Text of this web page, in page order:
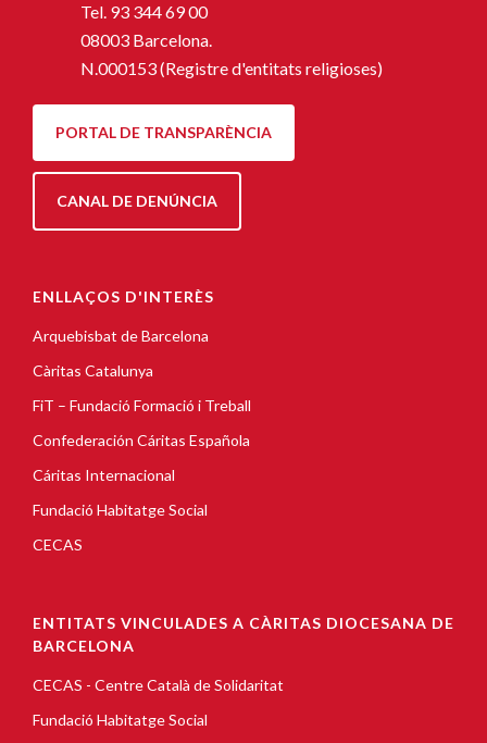
Tel. 93 344 69 00
08003 Barcelona.
N.000153 (Registre d'entitats religioses)
PORTAL DE TRANSPARÈNCIA
CANAL DE DENÚNCIA
ENLLAÇOS D'INTERÈS
Arquebisbat de Barcelona
Càritas Catalunya
FiT – Fundació Formació i Treball
Confederación Cáritas Española
Cáritas Internacional
Fundació Habitatge Social
CECAS
ENTITATS VINCULADES A CÀRITAS DIOCESANA DE
BARCELONA
CECAS - Centre Català de Solidaritat
Fundació Habitatge Social